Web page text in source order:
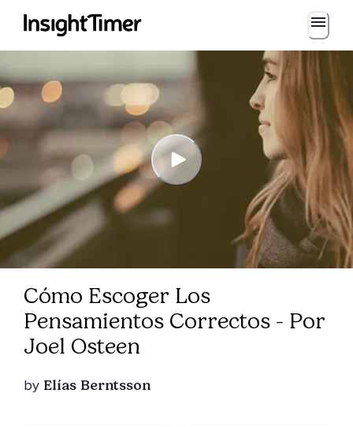
Cómo Escoger Los
Pensamientos Correctos - Por
Joel Osteen
by Elías Berntsson